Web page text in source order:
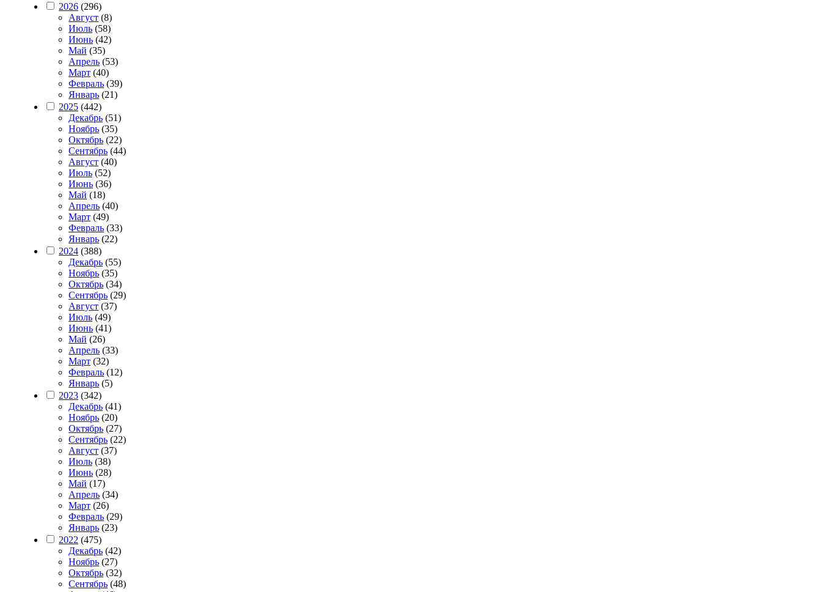
2026 (296)
Август (8)
Июль (58)
Июнь (42)
Май (35)
Апрель (53)
Март (40)
Февраль (39)
Январь (21)
2025 (442)
Декабрь (51)
Ноябрь (35)
Октябрь (22)
Сентябрь (44)
Август (40)
Июль (52)
Июнь (36)
Май (18)
Апрель (40)
Март (49)
Февраль (33)
Январь (22)
2024 (388)
Декабрь (55)
Ноябрь (35)
Октябрь (34)
Сентябрь (29)
Август (37)
Июль (49)
Июнь (41)
Май (26)
Апрель (33)
Март (32)
Февраль (12)
Январь (5)
2023 (342)
Декабрь (41)
Ноябрь (20)
Октябрь (27)
Сентябрь (22)
Август (37)
Июль (38)
Июнь (28)
Май (17)
Апрель (34)
Март (26)
Февраль (29)
Январь (23)
2022 (475)
Декабрь (42)
Ноябрь (27)
Октябрь (32)
Сентябрь (48)